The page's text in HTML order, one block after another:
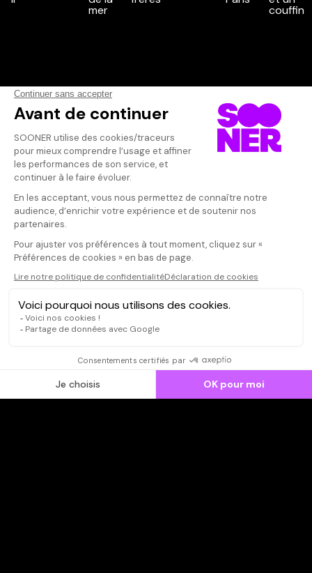
Vos avis
Donnez votre avis
Votre note
Votre commentaire
Il faut vous connecter pour
publier un avis
CONNEXION
Qui sommes-nous ?